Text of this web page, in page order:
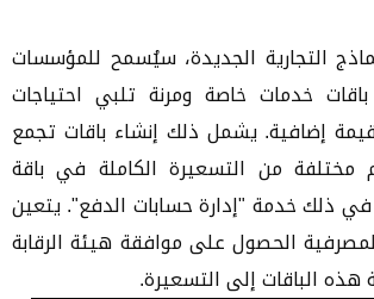
التجارية الجديدة، سيُسمح للمؤسسات
باقات خدمات خاصة ومرنة تلبي احتياجات
إضافية. يشمل ذلك إنشاء باقات تجمع
من التسعيرة الكاملة في باقة
في ذلك خدمة "إدارة حسابات الدفع". يتعين
الحصول على موافقة هيئة الرقابة
هذه الباقات إلى التسعيرة.